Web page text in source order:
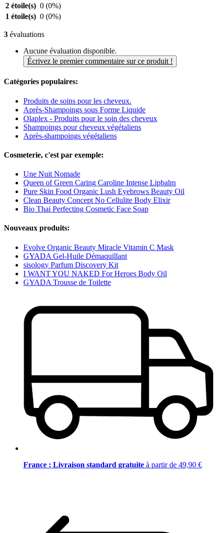
2 étoile(s) 0 (0%)
1 étoile(s) 0 (0%)
3 évaluations
Aucune évaluation disponible.
Écrivez le premier commentaire sur ce produit !
Catégories populaires:
Produits de soins pour les cheveux.
Après-Shampoings sous Forme Liquide
Olaplex - Produits pour le soin des cheveux
Shampoings pour cheveux végétaliens
Après-shampoings végétaliens
Cosmeterie, c'est par exemple:
Une Nuit Nomade
Queen of Green Caring Caroline Intense Lipbalm
Pure Skin Food Organic Lush Eyebrows Beauty Oil
Clean Beauty Concept No Cellulite Body Elixir
Bio Thai Perfecting Cosmetic Face Soap
Nouveaux produits:
Evolve Organic Beauty Miracle Vitamin C Mask
GYADA Gel-Huile Démaquillant
sisology Parfum Discovery Kit
I WANT YOU NAKED For Heroes Body Oil
GYADA Trousse de Toilette
France : Livraison standard gratuite à partir de 49,90 €